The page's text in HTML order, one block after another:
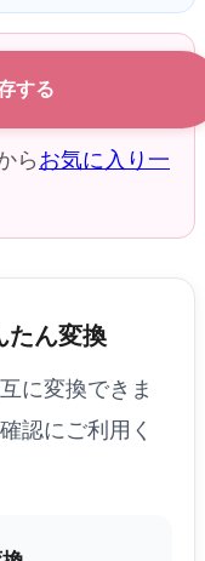
する
らお気に入り一
たん変換
に変換できま
認にご利用く